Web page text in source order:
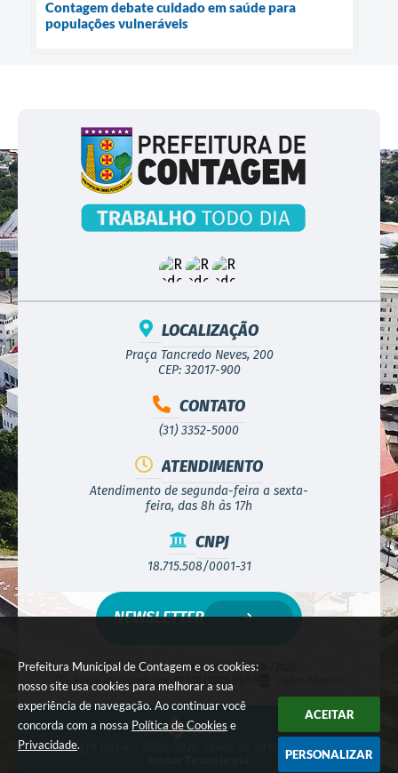
Prefeitura Municipal de Contagem e os cookies:
nosso site usa cookies para melhorar a sua
experiência de navegação. Ao continuar você
concorda com a nossa Política de Cookies e
Privacidade.
ACEITAR
PERSONALIZAR
Contagem debate cuidado em saúde para
populações vulneráveis
LOCALIZAÇÃO
Praça Tancredo Neves, 200
CEP: 32017-900
CONTATO
(31) 3352-5000
ATENDIMENTO
Atendimento de segunda-feira a sexta-
feira, das 8h às 17h
CNPJ
18.715.508/0001-31
Versão do Sistema:3.5.3 - 19/06/2026
Portal atualizado em:
07/08/2026 09:55
NEWSLETTER
© Copyright Instar - 2006-2026. Todos os direitos reservados -